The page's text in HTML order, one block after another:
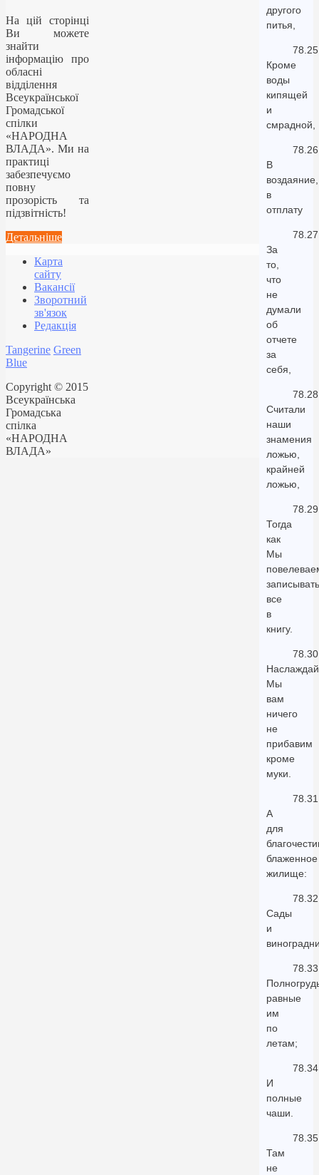
другого
питья,
78.25
Кроме
воды
кипящей
и
смрадной,
78.26
В
воздаяние,
в
отплату
78.27
За
то,
что
не
думали
об
отчете
за
себя,
78.28
Считали
наши
знамения
ложью,
крайней
ложью,
78.29
Тогда
как
Мы
записывать
все
в
книгу.
78.30
Мы
вам
ничего
не
прибавим
кроме
муки.
78.31
А
для
блаженное
жилище:
78.32
Сады
и
78.33
равные
им
по
летам;
78.34
И
полные
чаши.
78.35
Там
не
На цій сторінці
Ви можете
знайти
інформацію про
обласні
відділення
Всеукраїнської
Громадської
спілки
«НАРОДНА
ВЛАДА». Ми на
практиці
забезпечуємо
повну
прозорість та
підзвітність!
Детальніше
Карта
сайту
Вакансії
Зворотний
зв'язок
Редакція
Tangerine Green
Blue
Copyright © 2015
Всеукраїнська
Громадська
спілка
«НАРОДНА
ВЛАДА»